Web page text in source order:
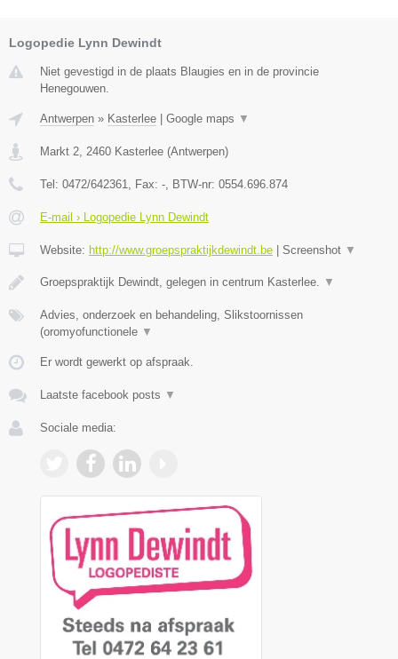
Logopedie Lynn Dewindt
Niet gevestigd in de plaats Blaugies en in de provincie
Henegouwen.
Antwerpen » Kasterlee | Google maps ▼
Markt 2 2460 Kasterlee (Antwerpen)
Tel: 0472/642361 , Fax: - , BTW-nr: 0554.696.874
E-mail › Logopedie Lynn Dewindt
Website: http://www.groepspraktijkdewindt.be | Screenshot ▼
Groepspraktijk Dewindt, gelegen in centrum Kasterlee. ▼
Advies, onderzoek en behandeling, Slikstoornissen
(oromyofunctionele ▼
Er wordt gewerkt op afspraak.
Laatste facebook posts ▼
Sociale media: